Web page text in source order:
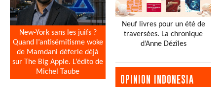
New-York sans les juifs ?
Quand l’antisémitisme woke
de Mamdani déferle déjà
sur The Big Apple. L’édito de
Michel Taube
Neuf livres pour un été de
traversées. La chronique
d’Anne Dézîles
OPINION INDONESIA